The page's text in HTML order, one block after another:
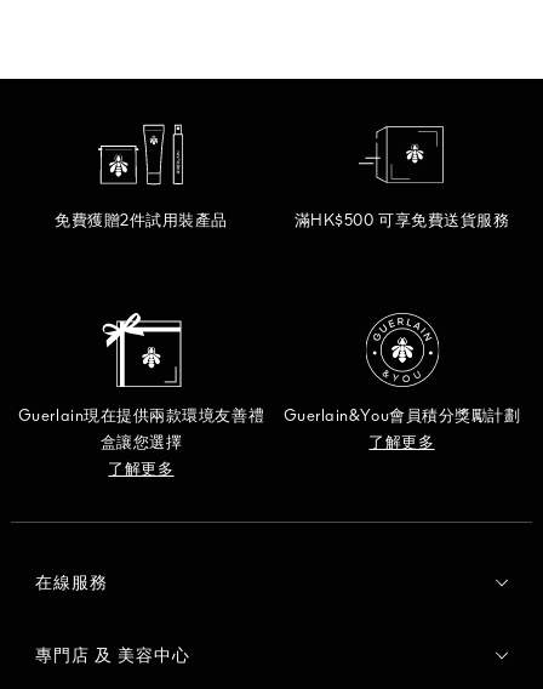
免費獲贈2件試用裝產品 滿HK$500 可享免費送貨服務
Guerlain現在提供兩款環境友善禮
盒讓您選擇
了解更多
Guerlain&You會員積分獎勵計劃
了解更多
在線服務
專門店 及 美容中心